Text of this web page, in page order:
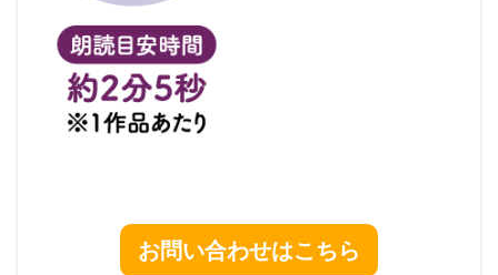
お問い合わせはこちら